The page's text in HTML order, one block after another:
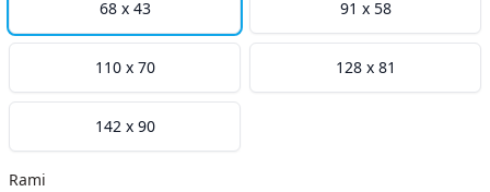
68 x 43 91 x 58
110 x 70 128 x 81
142 x 90
Rami